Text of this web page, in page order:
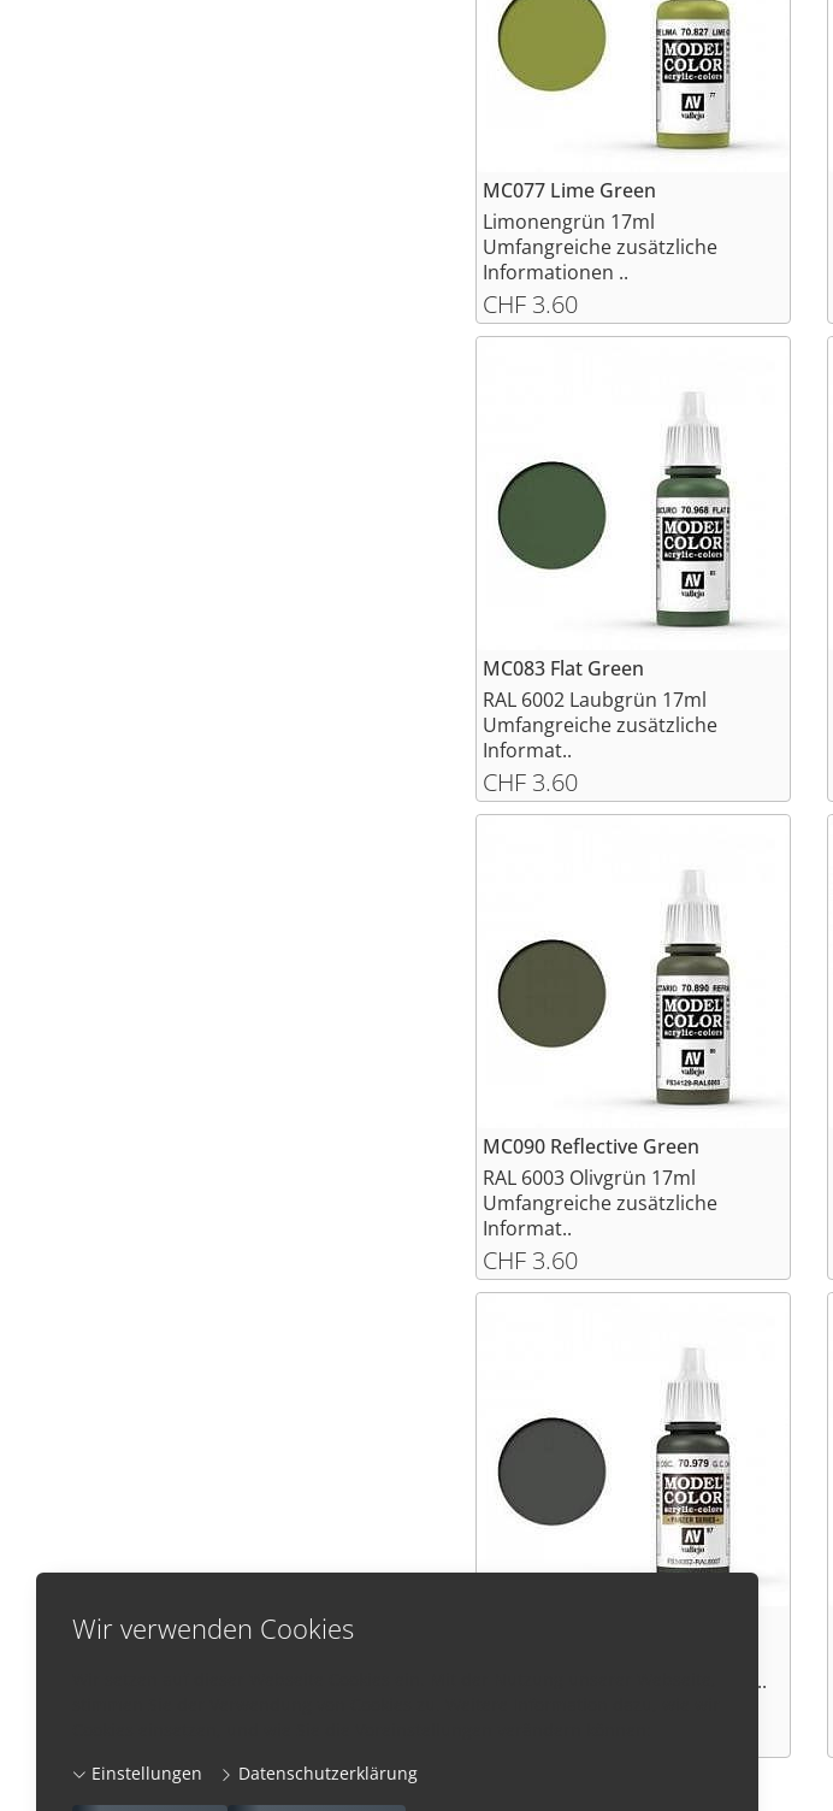
Wir verwenden Cookies
Einstellungen
Datenschutzerklärung
MC077 Lime Green
Limonengrün 17ml
Umfangreiche zusätzliche
Informationen ..
CHF 3.60
MC083 Flat Green
RAL 6002 Laubgrün 17ml
Umfangreiche zusätzliche
Informat..
CHF 3.60
MC090 Reflective Green
RAL 6003 Olivgrün 17ml
Umfangreiche zusätzliche
Informat..
CHF 3.60
Umfangreiche zusätzliche Info..